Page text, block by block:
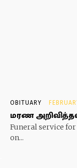
OBITUARY
மரண
Funeral service
on...